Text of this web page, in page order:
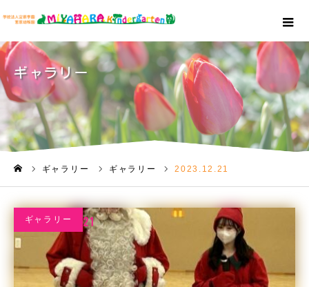
ギャラリー
ギャラリー ギャラリー 2023.12.21
ギャラリー
2023.12.21